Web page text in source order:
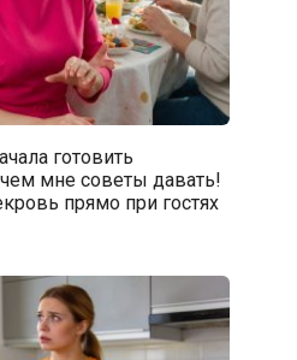
готовить
мне советы давать!
прямо при гостях